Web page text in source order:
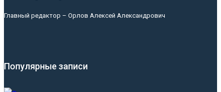
Главный редактор – Орлов Алексей Александрович
Популярные записи